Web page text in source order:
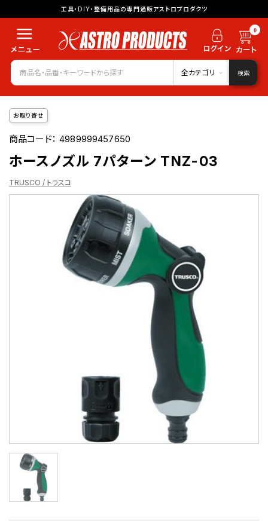
工具・DIY・整備用品の専門通販アストロプロダクツ
0
全カテゴリ 検索
お取り寄せ
商品コード：4989999457650
ホースノズル 7パターン TNZ-03
TRUSCO / トラスコ